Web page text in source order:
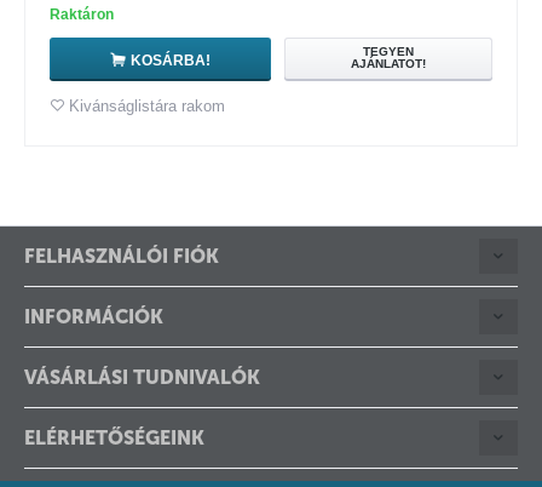
Raktáron
KOSÁRBA!
TEGYEN
AJÁNLATOT!
Kivánságlistára rakom
FELHASZNÁLÓI FIÓK
INFORMÁCIÓK
VÁSÁRLÁSI TUDNIVALÓK
ELÉRHETŐSÉGEINK